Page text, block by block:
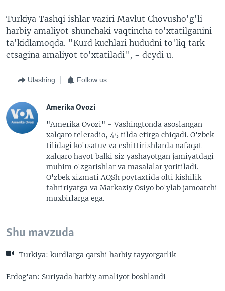
Turkiya Tashqi ishlar vaziri Mavlut Chovusho'g'li
harbiy amaliyot shunchaki vaqtincha to'xtatilganini
ta'kidlamoqda. "Kurd kuchlari hududni to'liq tark
etsagina amaliyot to'xtatiladi", - deydi u.
Ulashing Follow us
Amerika Ovozi
"Amerika Ovozi" - Vashingtonda asoslangan
xalqaro teleradio, 45 tilda efirga chiqadi. O'zbek
tilidagi ko'rsatuv va eshittirishlarda nafaqat
xalqaro hayot balki siz yashayotgan jamiyatdagi
muhim o'zgarishlar va masalalar yoritiladi.
O'zbek xizmati AQSh poytaxtida olti kishilik
tahririyatga va Markaziy Osiyo bo'ylab jamoatchi
muxbirlarga ega.
Shu mavzuda
Turkiya: kurdlarga qarshi harbiy tayyorgarlik
Erdog'an: Suriyada harbiy amaliyot boshlandi